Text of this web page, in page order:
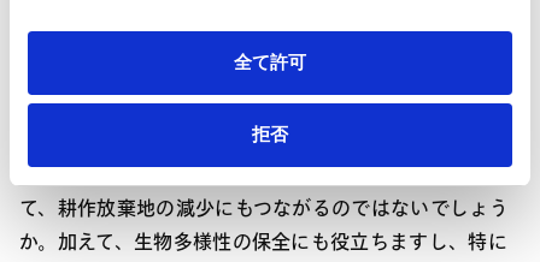
全て許可
拒否
ハーン ：
済活性化を通じて、社会課題の解決にも寄与すると考え
られます。農業従事者にとっては、収益源の多様化を図
る手段となり、市場や気候の変動に左右されにくい、安
定した経営につながる可能性があります。その結果とし
て、耕作放棄地の減少にもつながるのではないでしょう
か。加えて、生物多様性の保全にも役立ちますし、特に